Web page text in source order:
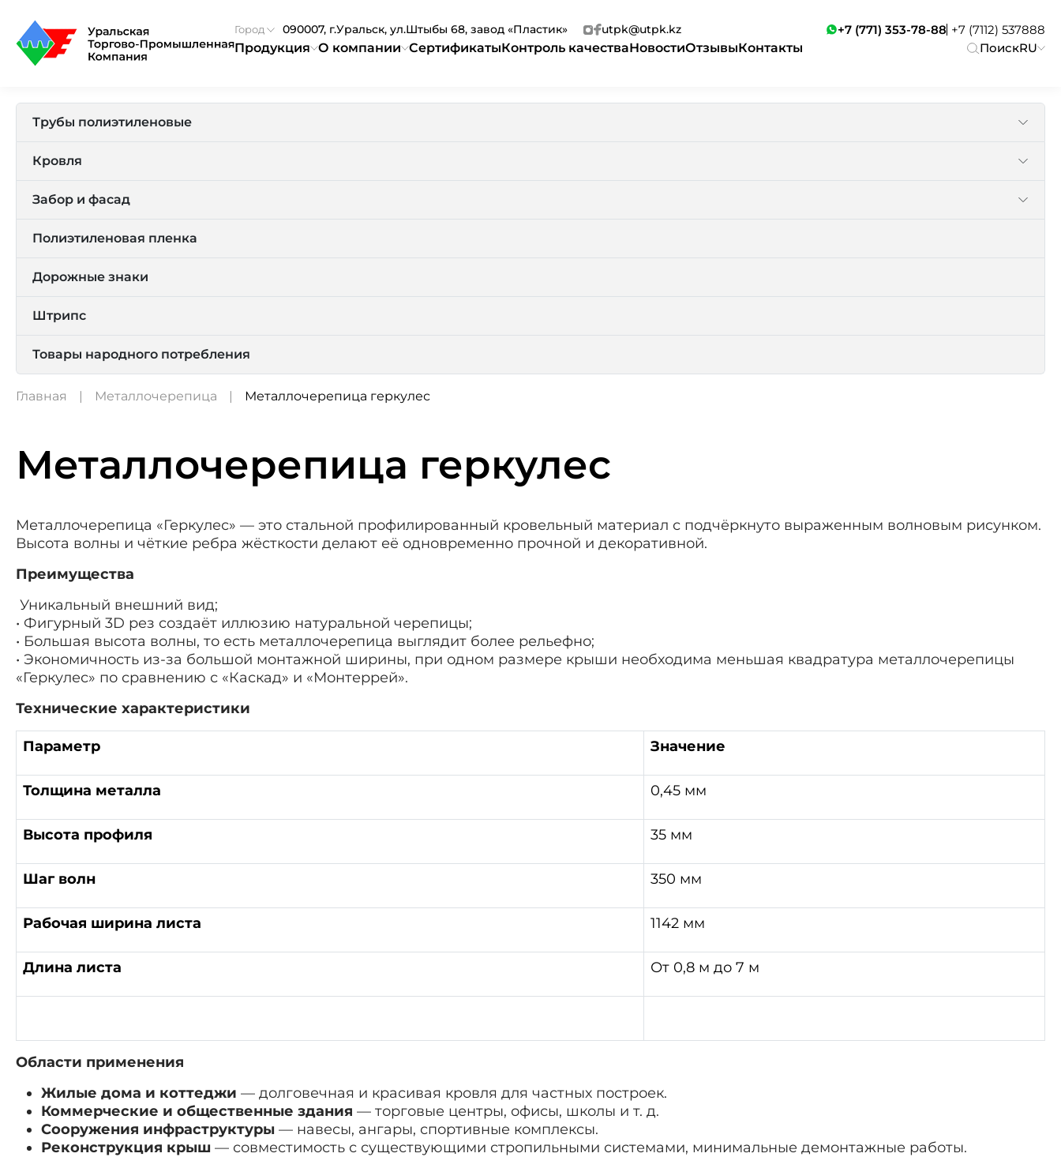
Город 090007, г.Уральск, ул.Штыбы 68, завод «Пластик» utpk@utpk.kz +7 (771) 353-78-88 +7 (7112) 537888
Продукция О компании СертификатыКонтроль качестваНовостиОтзывыКонтакты ПоискRU
Трубы полиэтиленовые
Кровля
Забор и фасад
Полиэтиленовая пленка
Дорожные знаки
Штрипс
Товары народного потребления
Главная Металлочерепица Металлочерепица геркулес
Металлочерепица геркулес
Металлочерепица «Геркулес» — это стальной профилированный кровельный материал с подчёркнуто выраженным волновым рисунком.
Высота волны и чёткие ребра жёсткости делают её одновременно прочной и декоративной.
Преимущества
Уникальный внешний вид;
• Фигурный 3D рез создаёт иллюзию натуральной черепицы;
• Большая высота волны, то есть металлочерепица выглядит более рельефно;
• Экономичность из-за большой монтажной ширины, при одном размере крыши необходима меньшая квадратура металлочерепицы
«Геркулес» по сравнению с «Каскад» и «Монтеррей».
Технические характеристики
Параметр Значение
Толщина металла 0,45 мм
Высота профиля 35 мм
Шаг волн 350 мм
Рабочая ширина листа 1142 мм
Длина листа От 0,8 м до 7 м
Области применения
Жилые дома и коттеджи — долговечная и красивая кровля для частных построек.
Коммерческие и общественные здания — торговые центры, офисы, школы и т. д.
Сооружения инфраструктуры — навесы, ангары, спортивные комплексы.
Реконструкция крыш — совместимость с существующими стропильными системами, минимальные демонтажные работы.